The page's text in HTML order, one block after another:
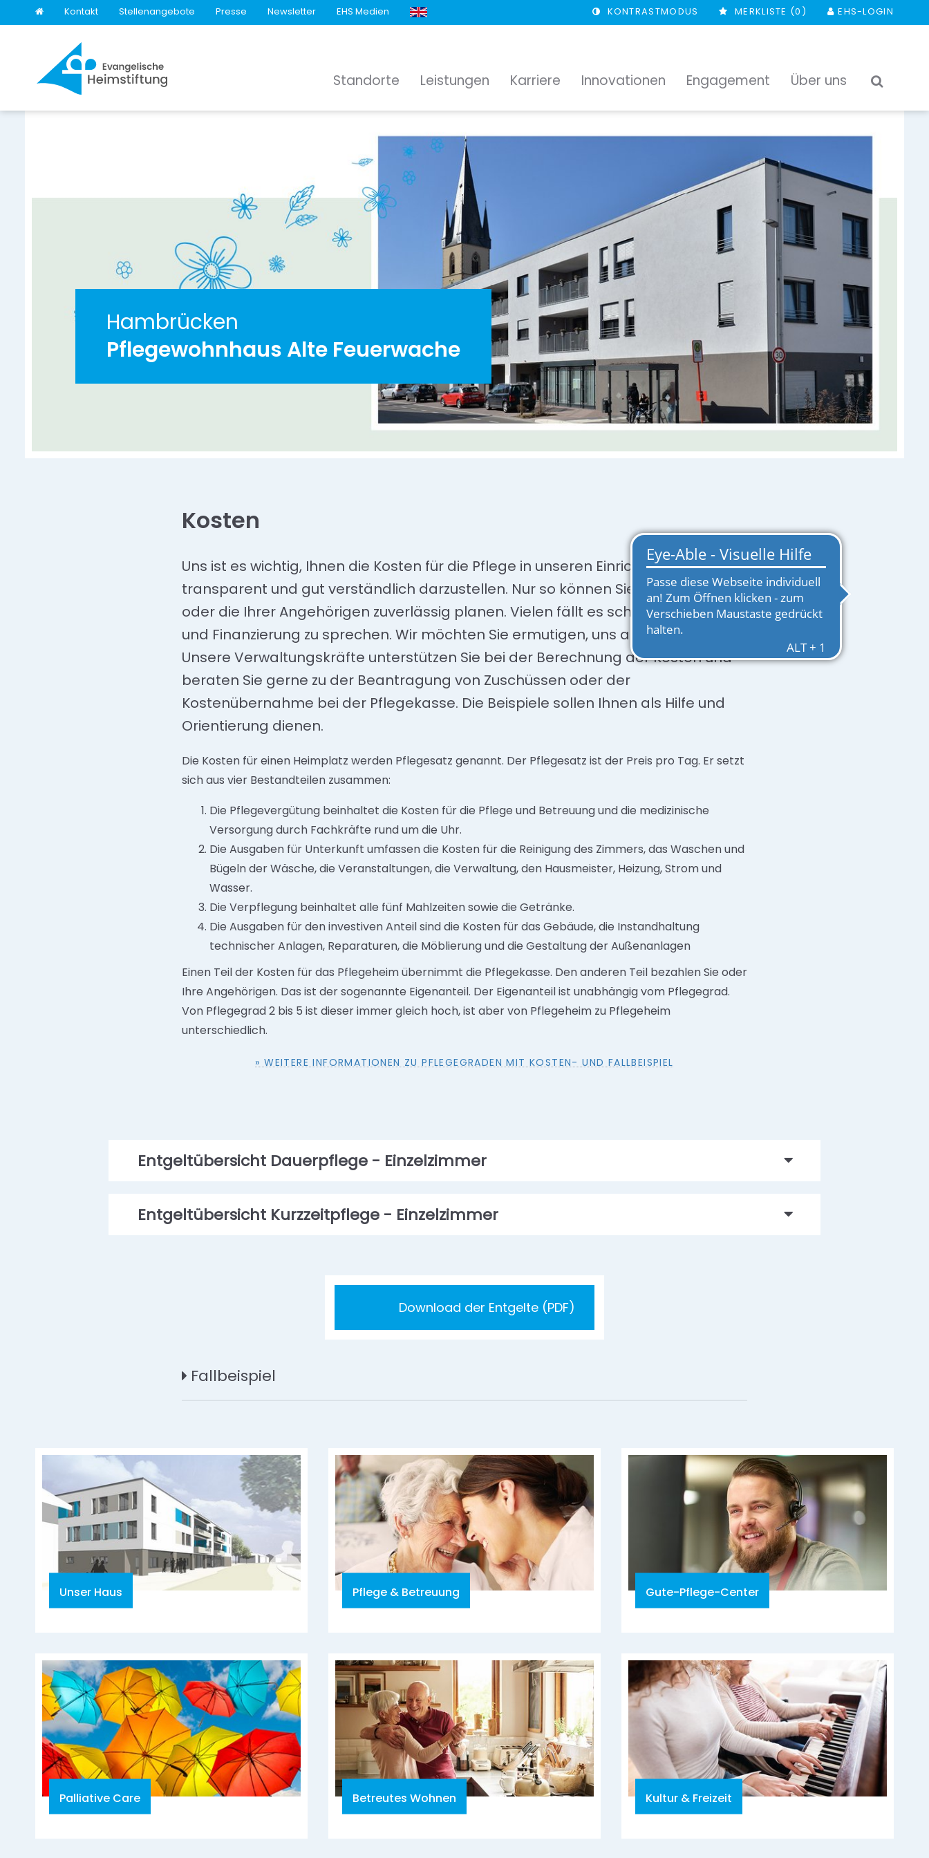
Kontakt Stellenangebote Presse Newsletter EHS Medien KONTRASTMODUS MERKLISTE (0 ) EHS-LOGIN
Standorte Leistungen Karriere Innovationen Engagement Über uns
Hambrücken
Pflegewohnhaus Alte Feuerwache
Kosten
Uns ist es wichtig, Ihnen die Kosten für die Pflege in unseren Einrichtungen
transparent und gut verständlich darzustellen. Nur so können Sie Ihre Zukunft
oder die Ihrer Angehörigen zuverlässig planen. Vielen fällt es schwer über Pflege
und Finanzierung zu sprechen. Wir möchten Sie ermutigen, uns anzusprechen.
Unsere Verwaltungskräfte unterstützen Sie bei der Berechnung der Kosten und
beraten Sie gerne zu der Beantragung von Zuschüssen oder der
Kostenübernahme bei der Pflegekasse. Die Beispiele sollen Ihnen als Hilfe und
Orientierung dienen.
Die Kosten für einen Heimplatz werden Pflegesatz genannt. Der Pflegesatz ist der Preis pro Tag. Er setzt
sich aus vier Bestandteilen zusammen:
Die Pflegevergütung beinhaltet die Kosten für die Pflege und Betreuung und die medizinische
Versorgung durch Fachkräfte rund um die Uhr.
Die Ausgaben für Unterkunft umfassen die Kosten für die Reinigung des Zimmers, das Waschen und
Bügeln der Wäsche, die Veranstaltungen, die Verwaltung, den Hausmeister, Heizung, Strom und
Wasser.
Die Verpflegung beinhaltet alle fünf Mahlzeiten sowie die Getränke.
Die Ausgaben für den investiven Anteil sind die Kosten für das Gebäude, die Instandhaltung
technischer Anlagen, Reparaturen, die Möblierung und die Gestaltung der Außenanlagen
Einen Teil der Kosten für das Pflegeheim übernimmt die Pflegekasse. Den anderen Teil bezahlen Sie oder
Ihre Angehörigen. Das ist der sogenannte Eigenanteil. Der Eigenanteil ist unabhängig vom Pflegegrad.
Von Pflegegrad 2 bis 5 ist dieser immer gleich hoch, ist aber von Pflegeheim zu Pflegeheim
unterschiedlich.
» WEITERE INFORMATIONEN ZU PFLEGEGRADEN MIT KOSTEN- UND FALLBEISPIEL
Entgeltübersicht Dauerpflege - Einzelzimmer
Entgeltübersicht Kurzzeitpflege - Einzelzimmer
Download der Entgelte (PDF)
Fallbeispiel
Unser Haus Pflege & Betreuung Gute-Pflege-Center
Palliative Care Betreutes Wohnen Kultur & Freizeit